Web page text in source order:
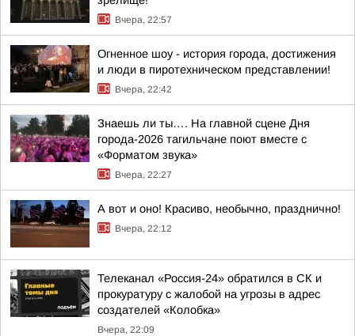
Вчера, 22:57
Огненное шоу - история города, достижения
и люди в пиротехническом представлении!
Вчера, 22:42
Знаешь ли ты…. На главной сцене Дня
города-2026 тагильчане поют вместе с
«Форматом звука»
Вчера, 22:27
А вот и оно! Красиво, необычно, празднично!
Вчера, 22:12
Телеканал «Россия-24» обратился в СК и
прокуратуру с жалобой на угрозы в адрес
создателей «Колобка»
Вчера, 22:09